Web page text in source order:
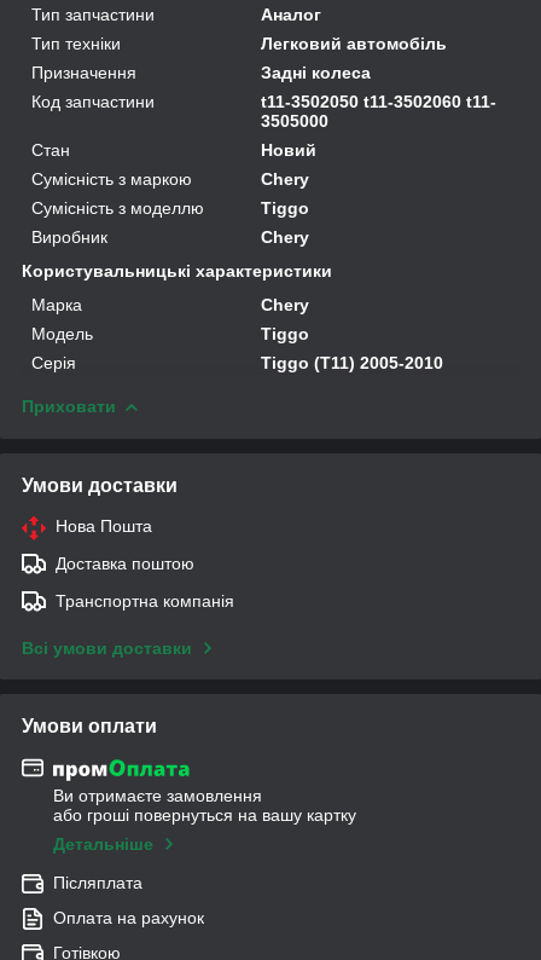
Тип запчастини
Аналог
Тип техніки
Легковий автомобіль
Призначення
Задні колеса
Код запчастини
t11-3502050 t11-3502060 t11-
3505000
Стан
Новий
Сумісність з маркою
Chery
Сумісність з моделлю
Tiggo
Виробник
Chery
Користувальницькі характеристики
Марка
Chery
Модель
Tiggo
Серія
Tiggo (T11) 2005-2010
Приховати
Умови доставки
Нова Пошта
Доставка поштою
Транспортна компанія
Всі умови доставки
Умови оплати
Ви отримаєте замовлення
або гроші повернуться на вашу картку
Детальніше
Післяплата
Оплата на рахунок
Готівкою